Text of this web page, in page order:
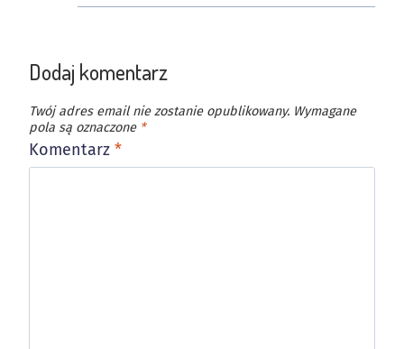
Dodaj komentarz
Twój adres email nie zostanie opublikowany. Wymagane
pola są oznaczone *
Komentarz *